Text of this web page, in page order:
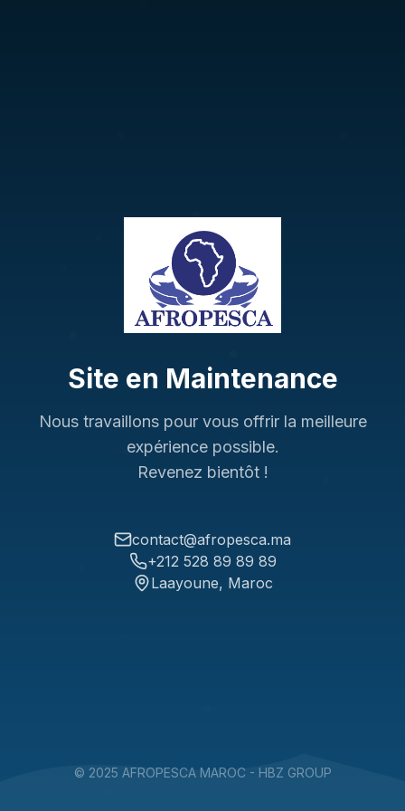
Site en Maintenance
Nous travaillons pour vous offrir la meilleure
expérience possible.
Revenez bientôt !
contact@afropesca.ma
+212 528 89 89 89
Laayoune, Maroc
© 2025 AFROPESCA MAROC - HBZ GROUP